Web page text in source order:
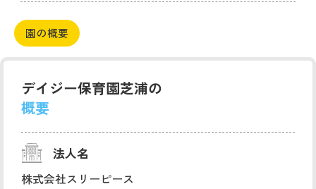
園の概要
デイジー保育園芝浦の
概要
法人名
株式会社スリーピース